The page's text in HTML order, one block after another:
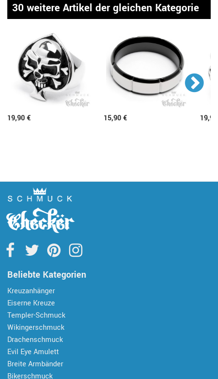
30 weitere Artikel der gleichen Kategorie
19,90 € 15,90 €
Beliebte Kategorien
Kreuzanhänger
Eiserne Kreuze
Templer-Schmuck
Wikingerschmuck
Drachenschmuck
Evil Eye Amulett
Breite Armbänder
Bikerschmuck